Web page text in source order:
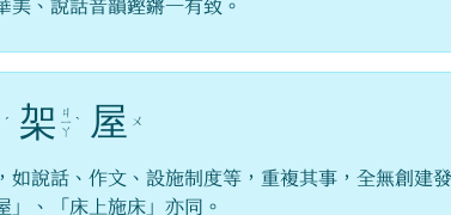
美、說話音韻鏗鏘一有致。
ˊ 架 ㄐ
ㄧ
ㄚ
ˋ 屋 ㄨ
如說話、作文、設施制度等，重複其事，全無創建
」、「床上施床」亦同。